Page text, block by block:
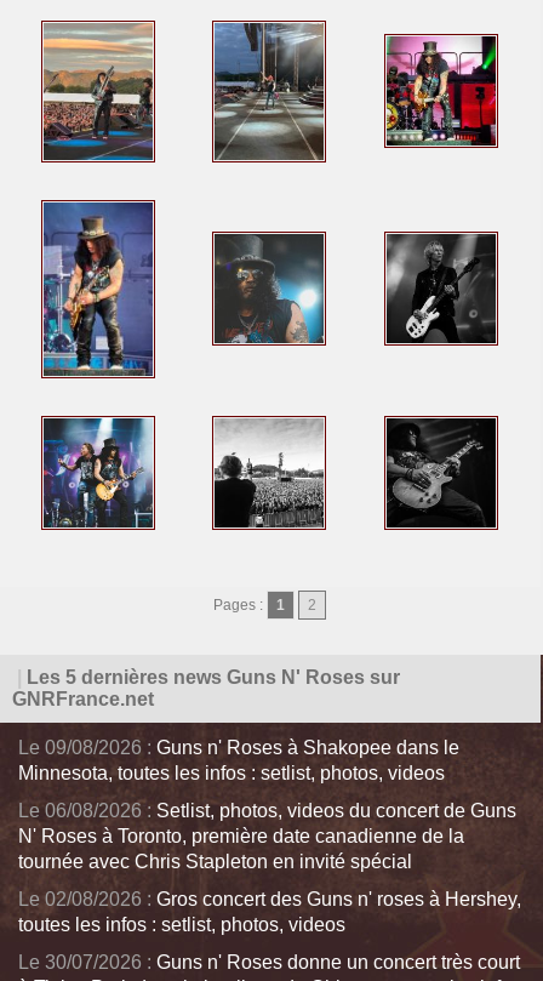
Pages : 1 2
Les 5 dernières news Guns N' Roses sur
GNRFrance.net
Le 09/08/2026 : Guns n' Roses à Shakopee dans le
Minnesota, toutes les infos : setlist, photos, videos
Le 06/08/2026 : Setlist, photos, videos du concert de Guns
N' Roses à Toronto, première date canadienne de la
tournée avec Chris Stapleton en invité spécial
Le 02/08/2026 : Gros concert des Guns n' roses à Hershey,
toutes les infos : setlist, photos, videos
Le 30/07/2026 : Guns n' Roses donne un concert très court